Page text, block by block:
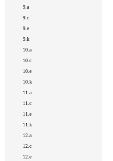
9.a
9.c
9.e
9.k
10.a
10.c
10.e
10.k
11.a
11.c
11.e
11.k
12.a
12.c
12.e